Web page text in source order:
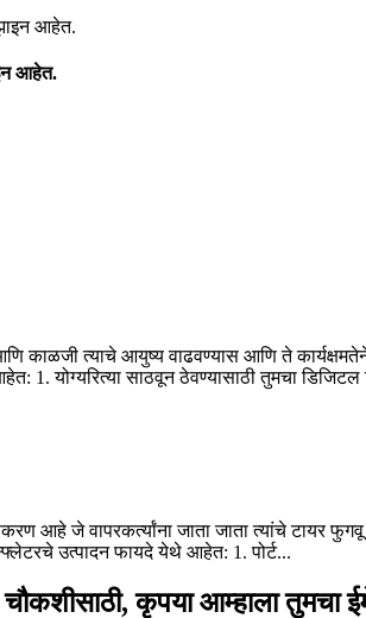
आहेत.
काळजी त्याचे आयुष्य वाढवण्यास आणि ते
1. योग्यरित्या साठवून ठेवण्यासाठी तुमचा
आहे जे वापरकर्त्यांना जाता जाता त्यांचे टायर
उत्पादन फायदे येथे आहेत: 1. पोर्ट...
कृपया आम्हाला तुमचा